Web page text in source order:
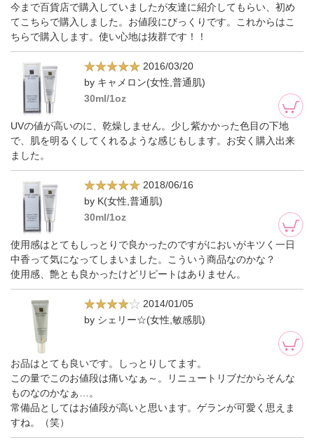
今まで百貨店で購入していましたが友達に紹介してもらい、初め
てこちらで購入しました。お値段にびっくりです。これからはこ
ちらで購入します。使い心地は抜群です！！
2016/03/20
by キャメロン(女性,普通肌)
30ml/1oz
UVの値が高いのに、乾燥しません。少し紫かかった色目の下地
で、肌を明るくしてくれるような感じもします。お安く購入出来
ました。
2018/06/16
by K(女性,普通肌)
30ml/1oz
使用感はとてもしっとりで良かったのですがにおいがキツく一日
中香って気になってしまいました。こういう商品なのかな？
使用感、艶とも良かったけどリピートはありません。
2014/01/05
by シェリー☆(女性,敏感肌)
お品はとても良いです。しっとりしてます。
この量でこのお値段は痛いなぁ～。リニュートリブだからそんな
ものなのかなぁ…。
常備品としてはお値段が高いと思います。ゲランが可愛く思えま
すね。（笑）